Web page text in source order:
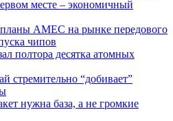
месте – экономичный
AMEC на рынке передового
чипов
полтора десятка атомных
стремительно “добивает”
нужна база, а не громкие